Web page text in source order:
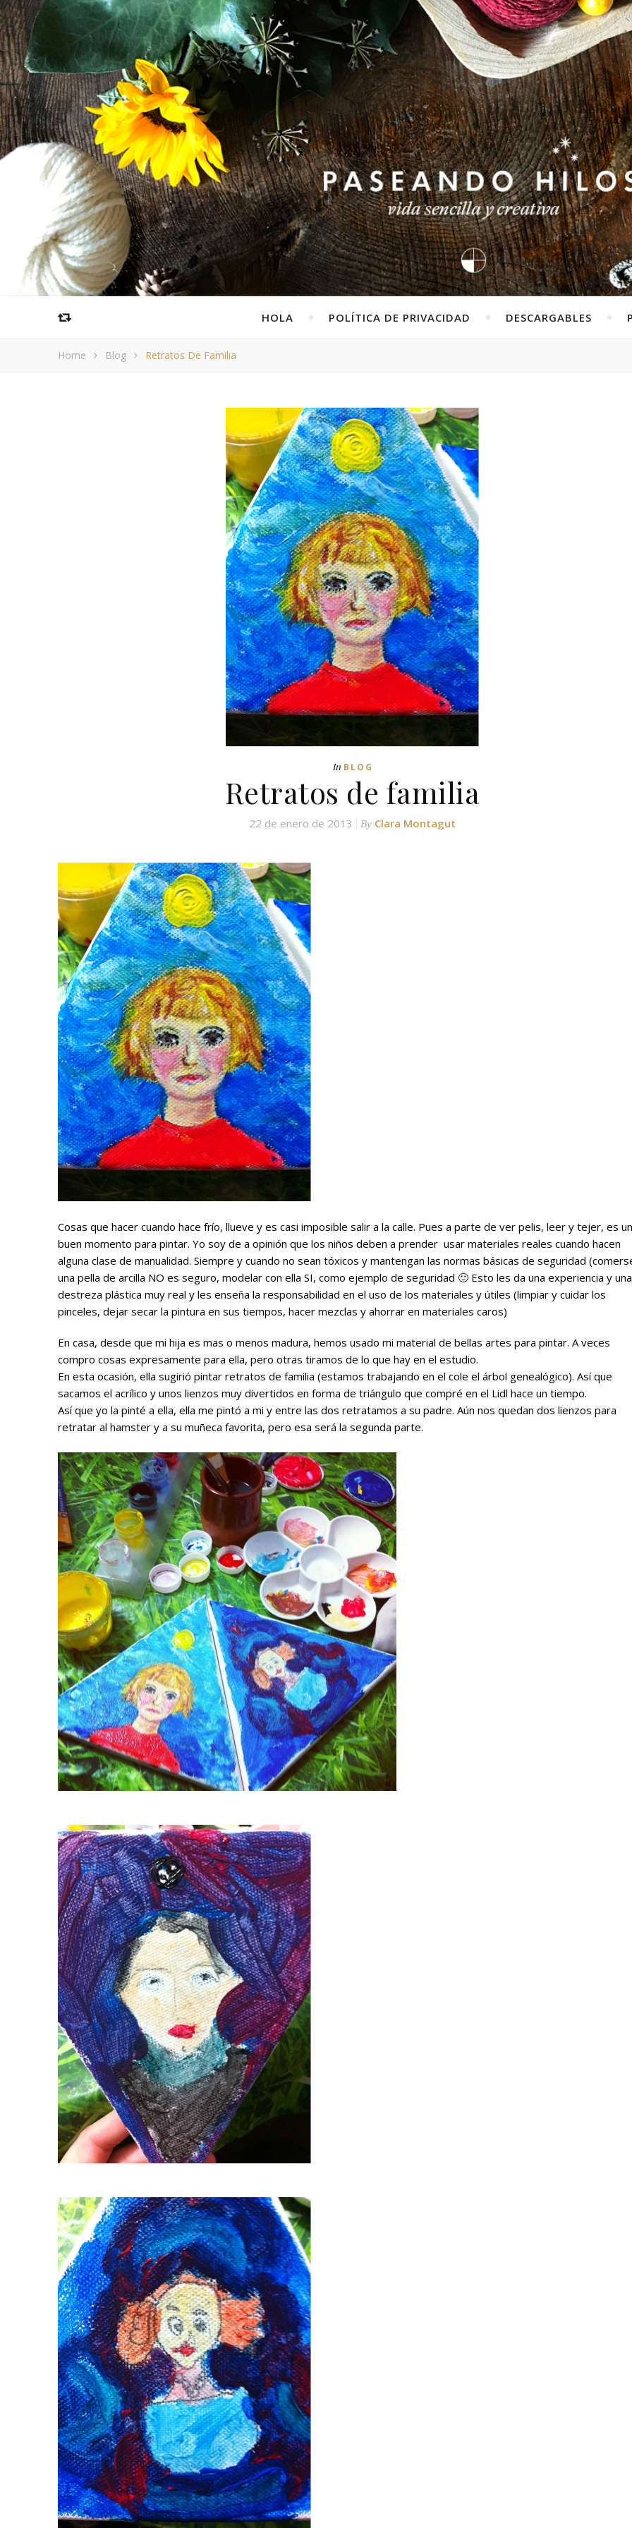
HOLA POLÍTICA DE PRIVACIDAD DESCARGABLES
Home Blog Retratos De Familia
In BLOG
Retratos de familia
22 de enero de 2013 By Clara Montagut
Cosas que hacer cuando hace frío, llueve y es casi imposible salir a la calle. Pues a parte de ver pelis, leer y tejer, es un
buen momento para pintar. Yo soy de a opinión que los niños deben a prender usar materiales reales cuando hacen
alguna clase de manualidad. Siempre y cuando no sean tóxicos y mantengan las normas básicas de seguridad
una pella de arcilla NO es seguro, modelar con ella SI, como ejemplo de seguridad 🙂 Esto les da una experiencia y una
destreza plástica muy real y les enseña la responsabilidad en el uso de los materiales y útiles (limpiar y cuidar los
pinceles, dejar secar la pintura en sus tiempos, hacer mezclas y ahorrar en materiales caros)
En casa, desde que mi hija es mas o menos madura, hemos usado mi material de bellas artes para pintar. A veces
compro cosas expresamente para ella, pero otras tiramos de lo que hay en el estudio.
En esta ocasión, ella sugirió pintar retratos de familia (estamos trabajando en el cole el árbol genealógico). Así que
sacamos el acrílico y unos lienzos muy divertidos en forma de triángulo que compré en el Lidl hace un tiempo.
Así que yo la pinté a ella, ella me pintó a mi y entre las dos retratamos a su padre. Aún nos quedan dos lienzos para
retratar al hamster y a su muñeca favorita, pero esa será la segunda parte.